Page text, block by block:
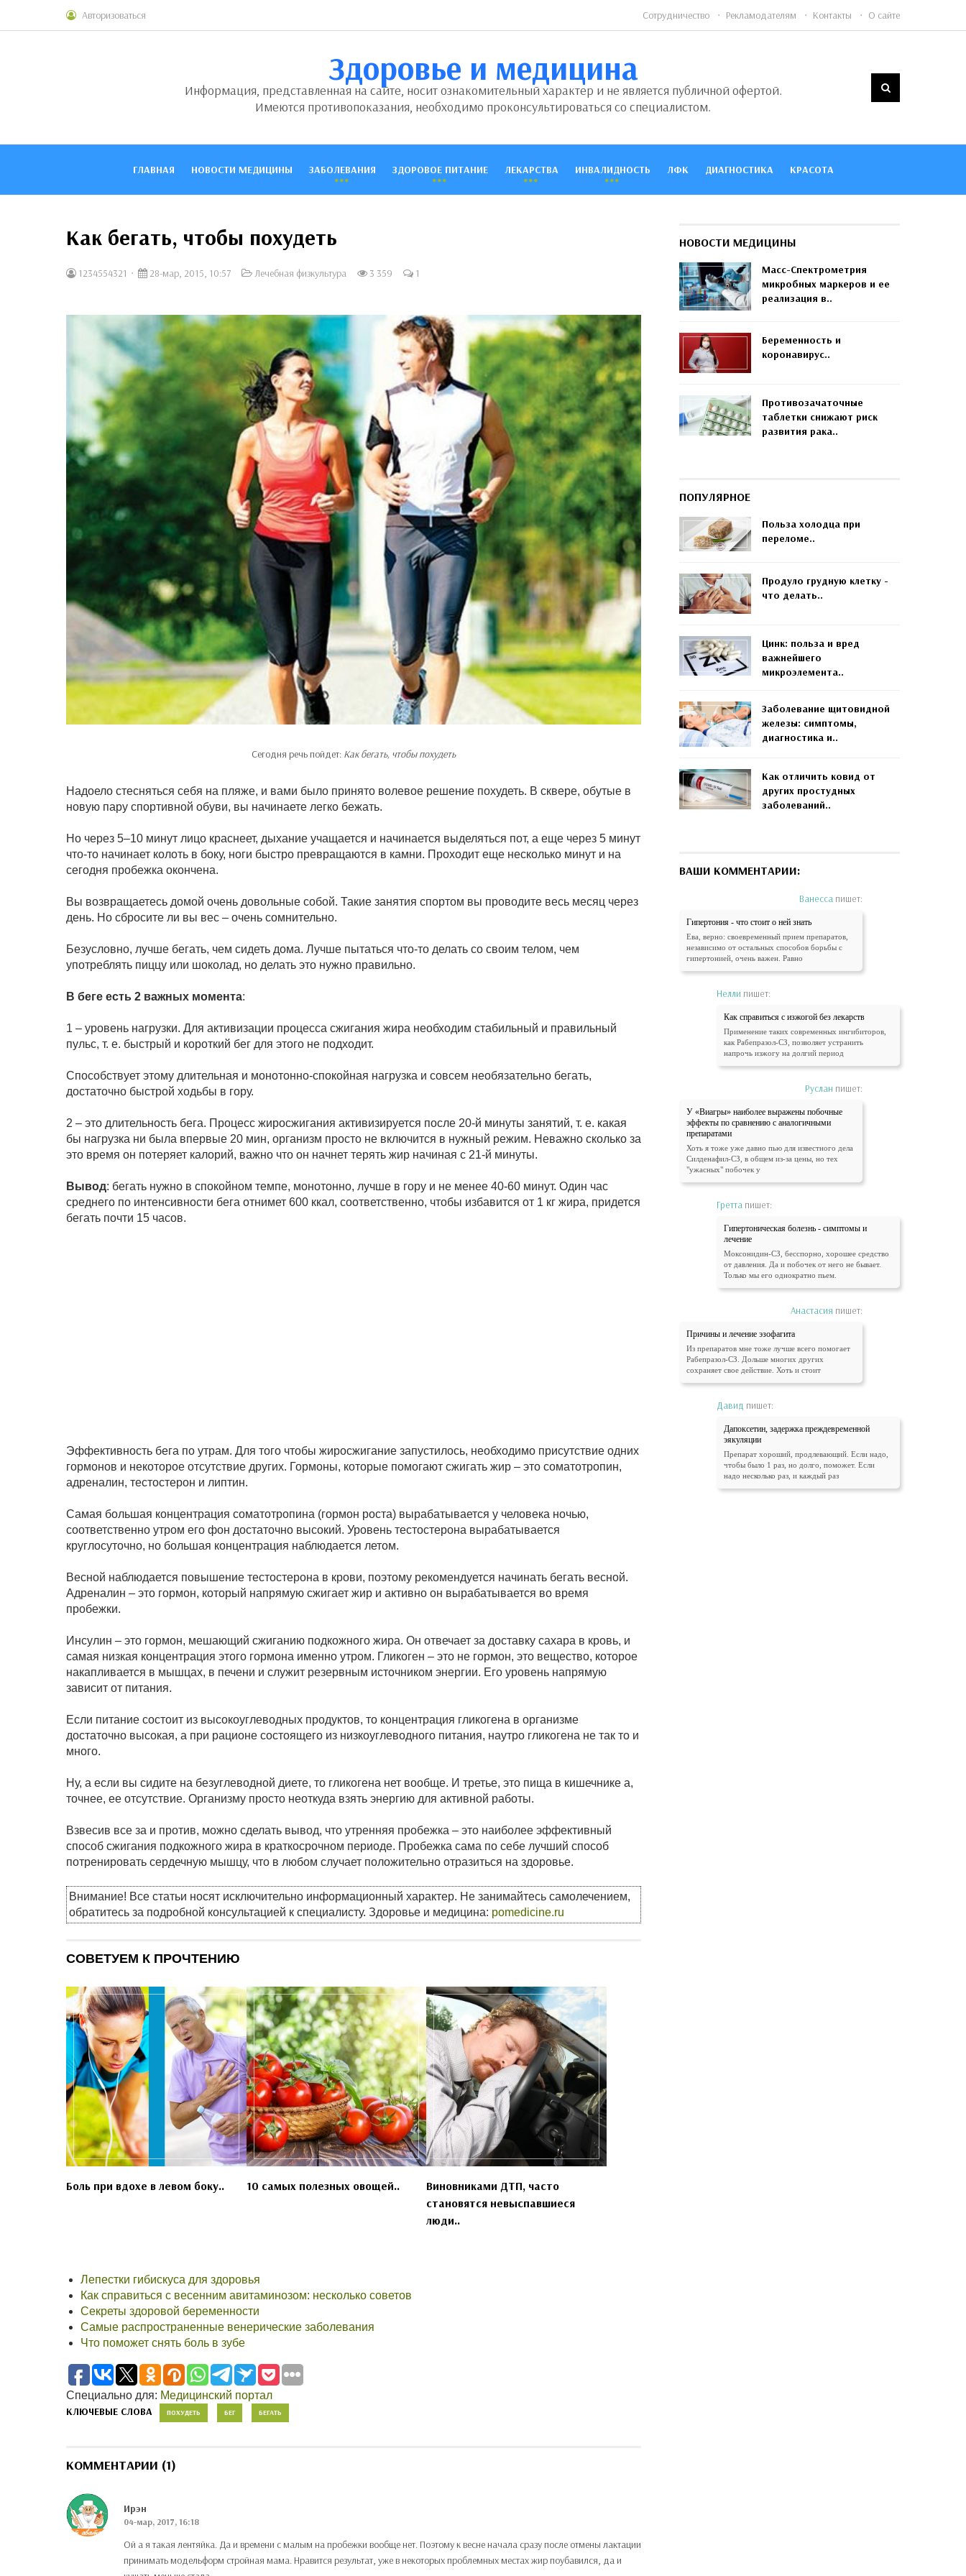
Авторизоваться Сотрудничество Рекламодателям Контакты О сайте
Здоровье и медицина
Информация, представленная на сайте, носит ознакомительный характер и не является публичной офертой.
Имеются противопоказания, необходимо проконсультироваться со специалистом.
ГЛАВНАЯ НОВОСТИ МЕДИЦИНЫ ЗАБОЛЕВАНИЯ ЗДОРОВОЕ ПИТАНИЕ ЛЕКАРСТВА ИНВАЛИДНОСТЬ ЛФК ДИАГНОСТИКА КРАСОТА
Как бегать, чтобы похудеть
1234554321 28-мар, 2015, 10:57 Лечебная физкультура 3 359 1
Сегодня речь пойдет: Как бегать, чтобы похудеть
Надоело стесняться себя на пляже, и вами было принято волевое решение похудеть. В сквере, обутые в
новую пару спортивной обуви, вы начинаете легко бежать.
Но через 5–10 минут лицо краснеет, дыхание учащается и начинается выделяться пот, а еще через 5 минут
что-то начинает колоть в боку, ноги быстро превращаются в камни. Проходит еще несколько минут и на
сегодня пробежка окончена.
Вы возвращаетесь домой очень довольные собой. Такие занятия спортом вы проводите весь месяц через
день. Но сбросите ли вы вес – очень сомнительно.
Безусловно, лучше бегать, чем сидеть дома. Лучше пытаться что-то делать со своим телом, чем
употреблять пиццу или шоколад, но делать это нужно правильно.
В беге есть 2 важных момента:
1 – уровень нагрузки. Для активизации процесса сжигания жира необходим стабильный и правильный
пульс, т. е. быстрый и короткий бег для этого не подходит.
Способствует этому длительная и монотонно-спокойная нагрузка и совсем необязательно бегать,
достаточно быстрой ходьбы в гору.
2 – это длительность бега. Процесс жиросжигания активизируется после 20-й минуты занятий, т. е. какая
бы нагрузка ни была впервые 20 мин, организм просто не включится в нужный режим. Неважно сколько за
это время он потеряет калорий, важно что он начнет терять жир начиная с 21-й минуты.
Вывод: бегать нужно в спокойном темпе, монотонно, лучше в гору и не менее 40-60 минут. Один час
среднего по интенсивности бега отнимет 600 ккал, соответственно, чтобы избавится от 1 кг жира, придется
бегать почти 15 часов.
Эффективность бега по утрам. Для того чтобы жиросжигание запустилось, необходимо присутствие одних
гормонов и некоторое отсутствие других. Гормоны, которые помогают сжигать жир – это соматотропин,
адреналин, тестостерон и липтин.
Самая большая концентрация соматотропина (гормон роста) вырабатывается у человека ночью,
соответственно утром его фон достаточно высокий. Уровень тестостерона вырабатывается
круглосуточно, но большая концентрация наблюдается летом.
Весной наблюдается повышение тестостерона в крови, поэтому рекомендуется начинать бегать весной.
Адреналин – это гормон, который напрямую сжигает жир и активно он вырабатывается во время
пробежки.
Инсулин – это гормон, мешающий сжиганию подкожного жира. Он отвечает за доставку сахара в кровь, и
самая низкая концентрация этого гормона именно утром. Гликоген – это не гормон, это вещество, которое
накапливается в мышцах, в печени и служит резервным источником энергии. Его уровень напрямую
зависит от питания.
Если питание состоит из высокоуглеводных продуктов, то концентрация гликогена в организме
достаточно высокая, а при рационе состоящего из низкоуглеводного питания, наутро гликогена не так то и
много.
Ну, а если вы сидите на безуглеводной диете, то гликогена нет вообще. И третье, это пища в кишечнике а,
точнее, ее отсутствие. Организму просто неоткуда взять энергию для активной работы.
Взвесив все за и против, можно сделать вывод, что утренняя пробежка – это наиболее эффективный
способ сжигания подкожного жира в краткосрочном периоде. Пробежка сама по себе лучший способ
потренировать сердечную мышцу, что в любом случает положительно отразиться на здоровье.
Внимание! Все статьи носят исключительно информационный характер. Не занимайтесь самолечением,
обратитесь за подробной консультацией к специалисту. Здоровье и медицина: pomedicine.ru
СОВЕТУЕМ К ПРОЧТЕНИЮ
Боль при вдохе в левом боку.. 10 самых полезных овощей..
Виновниками ДТП, часто
становятся невыспавшиеся
люди..
Лепестки гибискуса для здоровья
Как справиться с весенним авитаминозом: несколько советов
Секреты здоровой беременности
Самые распространенные венерические заболевания
Что поможет снять боль в зубе
Специально для: Медицинский портал
КЛЮЧЕВЫЕ СЛОВА ПОХУДЕТЬ БЕГ БЕГАТЬ
КОММЕНТАРИИ (1)
Ирэн
04-мар, 2017, 16:18
Ой а я такая лентяйка. Да и времени с малым на пробежки вообще нет. Поэтому к весне начала сразу после отмены лактации
принимать модельформ стройная мама. Нравится результат, уже в некоторых проблемных местах жир поубавился, да и
НОВОСТИ МЕДИЦИНЫ
Масс-Спектрометрия
микробных маркеров и ее
реализация в..
Беременность и
коронавирус..
Противозачаточные
таблетки снижают риск
развития рака..
ПОПУЛЯРНОЕ
Польза холодца при
переломе..
Продуло грудную клетку -
что делать..
Цинк: польза и вред
важнейшего
микроэлемента..
Заболевание щитовидной
железы: симптомы,
диагностика и..
Как отличить ковид от
других простудных
заболеваний..
ВАШИ КОММЕНТАРИИ:
Ванесса пишет:
Гипертония - что стоит о ней знать
Ева, верно: своевременный прием препаратов,
независимо от остальных способов борьбы с
гипертонией, очень важен. Равно
Нелли пишет:
Как справиться с изжогой без лекарств
Применение таких современных ингибиторов,
как Рабепразол-СЗ, позволяет устранить
напрочь изжогу на долгий период
Руслан пишет:
У «Виагры» наиболее выражены побочные
эффекты по сравнению с аналогичными
препаратами
Хоть я тоже уже давно пью для известного дела
Силденафил-СЗ, в общем из-за цены, но тех
"ужасных" побочек у
Гретта пишет:
Гипертоническая болезнь - симптомы и
лечение
Моксонидин-СЗ, бесспорно, хорошее средство
от давления. Да и побочек от него не бывает.
Только мы его однократно пьем.
Анастасия пишет:
Причины и лечение эзофагита
Из препаратов мне тоже лучше всего помогает
Рабепразол-СЗ. Дольше многих других
сохраняет свое действие. Хоть и стоит
Давид пишет:
Дапоксетин, задержка преждевременной
эякуляции
Препарат хороший, продлевающий. Если надо,
чтобы было 1 раз, но долго, поможет. Если
надо несколько раз, и каждый раз